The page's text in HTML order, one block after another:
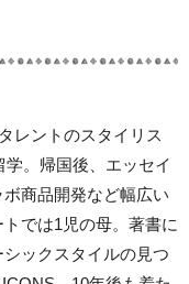
レントのスタイリス
学。帰国後、エッセイ
商品開発など幅広い
では1児の母。著書に
シックスタイルの見つ